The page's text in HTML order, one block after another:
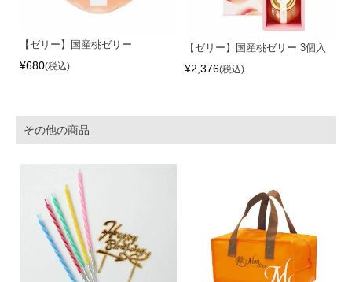
【ゼリー】国産桃ゼリー
¥680 税込
【ゼリー】国産桃ゼリー 3個入
¥2,376 税込
その他の商品